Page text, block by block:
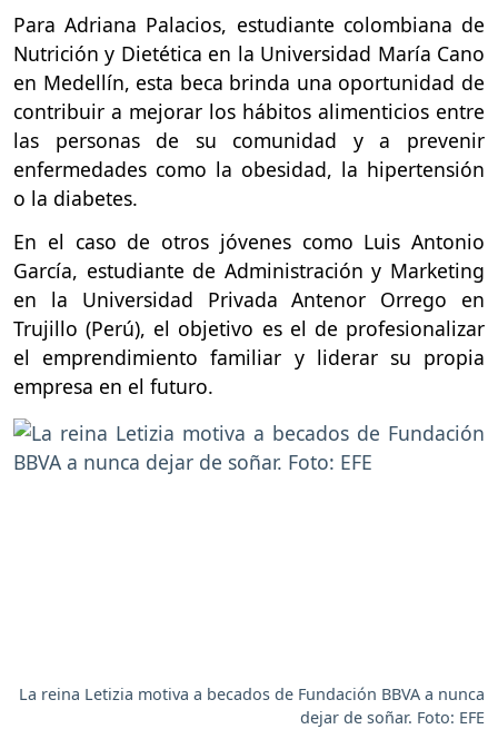
Para Adriana Palacios, estudiante colombiana de
Nutrición y Dietética en la Universidad María Cano
en Medellín, esta beca brinda una oportunidad de
contribuir a mejorar los hábitos alimenticios entre
las personas de su comunidad y a prevenir
enfermedades como la obesidad, la hipertensión
o la diabetes.
En el caso de otros jóvenes como Luis Antonio
García, estudiante de Administración y Marketing
en la Universidad Privada Antenor Orrego en
Trujillo (Perú), el objetivo es el de profesionalizar
el emprendimiento familiar y liderar su propia
empresa en el futuro.
La reina Letizia motiva a becados de Fundación BBVA a nunca
dejar de soñar. Foto: EFE